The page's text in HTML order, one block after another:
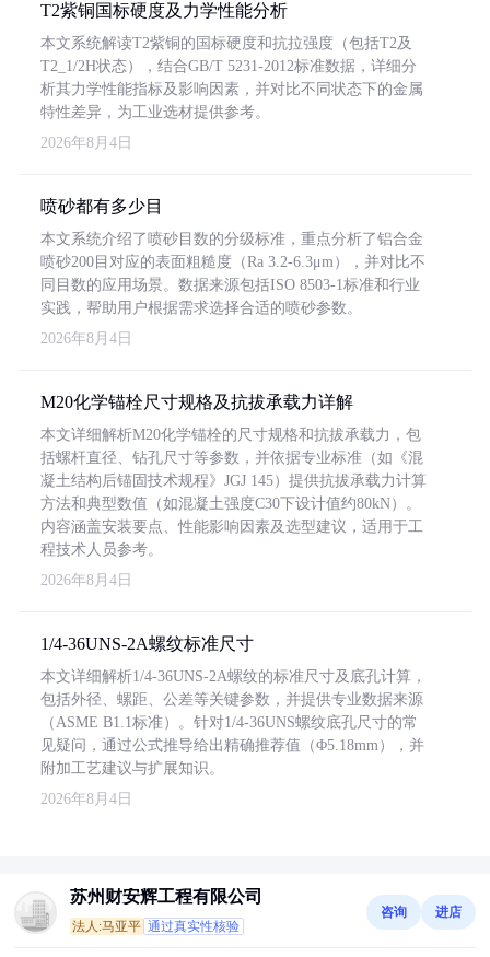
T2紫铜国标硬度及力学性能分析
本文系统解读T2紫铜的国标硬度和抗拉强度（包括T2及
T2_1/2H状态），结合GB/T 5231-2012标准数据，详细分
析其力学性能指标及影响因素，并对比不同状态下的金属
特性差异，为工业选材提供参考。
2026年8月4日
喷砂都有多少目
本文系统介绍了喷砂目数的分级标准，重点分析了铝合金
喷砂200目对应的表面粗糙度（Ra 3.2-6.3μm），并对比不
同目数的应用场景。数据来源包括ISO 8503-1标准和行业
实践，帮助用户根据需求选择合适的喷砂参数。
2026年8月4日
M20化学锚栓尺寸规格及抗拔承载力详解
本文详细解析M20化学锚栓的尺寸规格和抗拔承载力，包
括螺杆直径、钻孔尺寸等参数，并依据专业标准（如《混
凝土结构后锚固技术规程》JGJ 145）提供抗拔承载力计算
方法和典型数值（如混凝土强度C30下设计值约80kN）。
内容涵盖安装要点、性能影响因素及选型建议，适用于工
程技术人员参考。
2026年8月4日
1/4-36UNS-2A螺纹标准尺寸
本文详细解析1/4-36UNS-2A螺纹的标准尺寸及底孔计算，
包括外径、螺距、公差等关键参数，并提供专业数据来源
（ASME B1.1标准）。针对1/4-36UNS螺纹底孔尺寸的常
见疑问，通过公式推导给出精确推荐值（Φ5.18mm），并
附加工艺建议与扩展知识。
2026年8月4日
苏州财安辉工程有限公司
法人:马亚平 通过真实性核验
咨询 进店